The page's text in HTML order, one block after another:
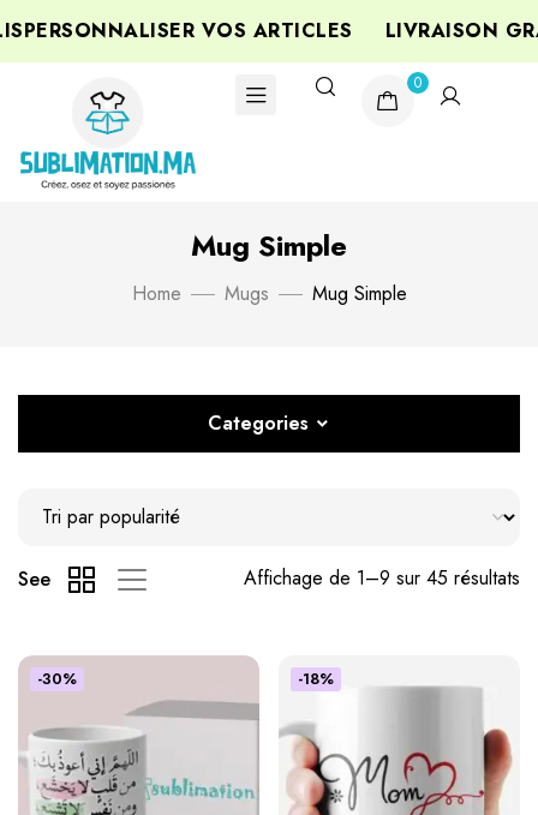
VOS ARTICLES LIVRAISON
0
Mug Simple
Home Mugs Mug Simple
Categories
Affichage de 1–9 sur 45 résultats
See
-30% -18%